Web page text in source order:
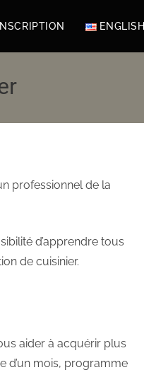
INSCRIPTION ENGLISH
professionnel de la
d’apprendre tous
de cuisinier.
aider à acquérir plus
d’un mois, programme